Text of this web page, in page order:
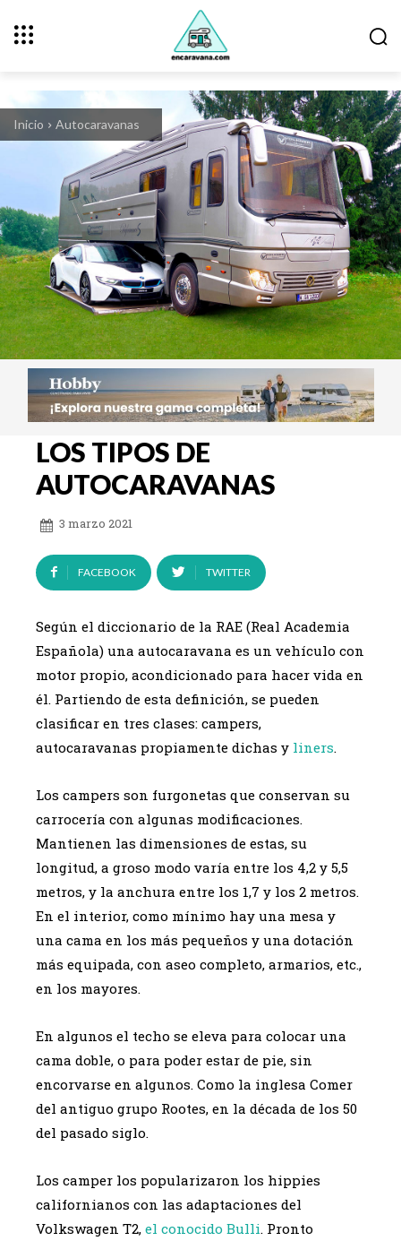
Inicio Autocaravanas
LOS TIPOS DE
AUTOCARAVANAS
3 marzo 2021
FACEBOOK TWITTER
Según el diccionario de la RAE (Real Academia
Española) una autocaravana es un vehículo con
motor propio, acondicionado para hacer vida en
él. Partiendo de esta definición, se pueden
clasificar en tres clases: campers,
autocaravanas propiamente dichas y liners.
Los campers son furgonetas que conservan su
carrocería con algunas modificaciones.
Mantienen las dimensiones de estas, su
longitud, a groso modo varía entre los 4,2 y 5,5
metros, y la anchura entre los 1,7 y los 2 metros.
En el interior, como mínimo hay una mesa y
una cama en los más pequeños y una dotación
más equipada, con aseo completo, armarios, etc.,
en los mayores.
En algunos el techo se eleva para colocar una
cama doble, o para poder estar de pie, sin
encorvarse en algunos. Como la inglesa Comer
del antiguo grupo Rootes, en la década de los 50
del pasado siglo.
Los camper los popularizaron los hippies
californianos con las adaptaciones del
Volkswagen T2, el conocido Bulli. Pronto